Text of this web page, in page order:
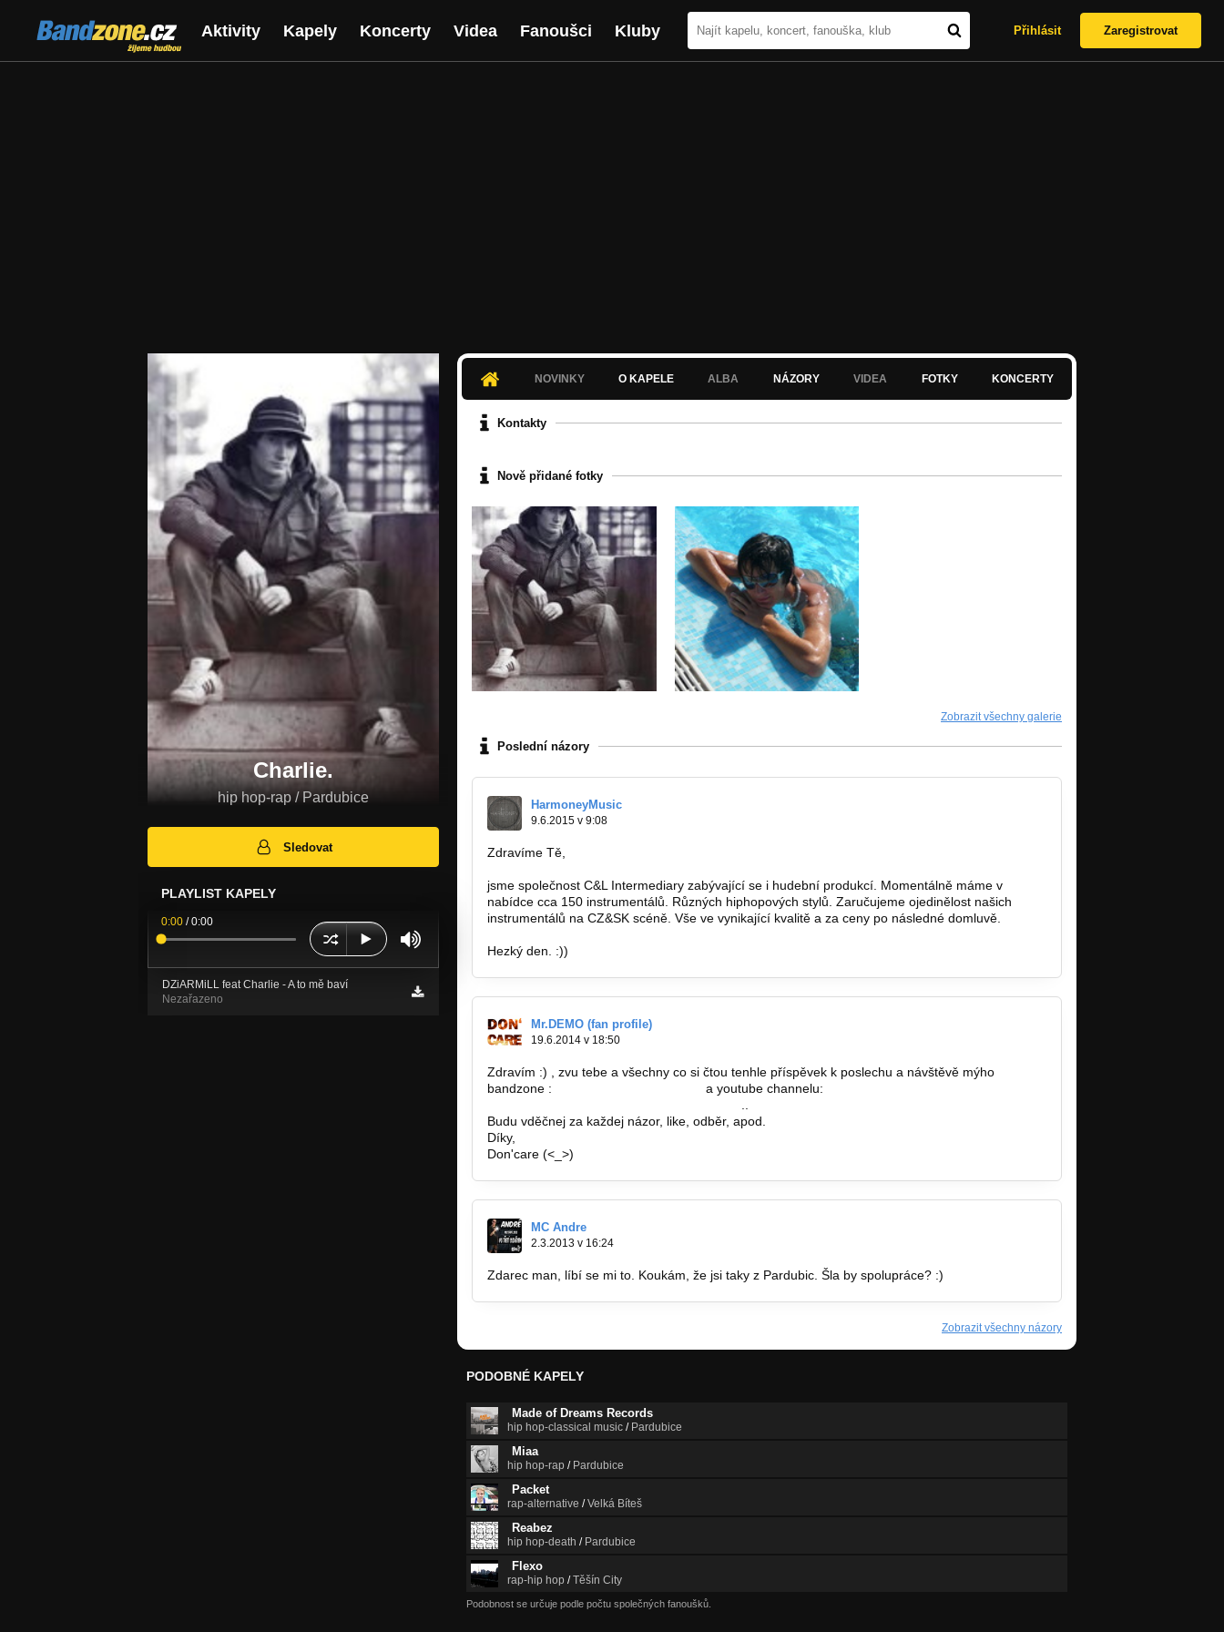
Bandzone.cz
žijeme hudbou
Aktivity Kapely Koncerty Videa Fanoušci Kluby Přihlásit Zaregistrovat
Charlie.
hip hop-rap / Pardubice
Sledovat
PLAYLIST KAPELY
0:00 /0:00
DZiARMiLL feat Charlie - A to mě baví
Nezařazeno
NOVINKY O KAPELE ALBA NÁZORY VIDEA FOTKY KONCERTY
Kontakty
Nově přidané fotky
Zobrazit všechny galerie
Poslední názory
HarmoneyMusic
9.6.2015 v 9:08
Zdravíme Tě,
jsme společnost C&L Intermediary zabývající se i hudební produkcí. Momentálně máme v
nabídce cca 150 instrumentálů. Různých hiphopových stylů. Zaručujeme ojedinělost našich
instrumentálů na CZ&SK scéně. Vše ve vynikající kvalitě a za ceny po následné domluvě.
Hezký den. :))
Mr.DEMO (fan profile)
19.6.2014 v 18:50
Zdravím :) , zvu tebe a všechny co si čtou tenhle příspěvek k poslechu a návštěvě mýho
bandzone :
a youtube channelu:
Budu vděčnej za každej názor, like, odběr, apod.
Díky,
Don'care (<_>)
MC Andre
2.3.2013 v 16:24
Zdarec man, líbí se mi to. Koukám, že jsi taky z Pardubic. Šla by spolupráce? :)
Zobrazit všechny názory
PODOBNÉ KAPELY
Made of Dreams Records
hip hop-classical music / Pardubice
Miaa
hip hop-rap / Pardubice
Packet
rap-alternative /Velká Bíteš
Reabez
hip hop-death / Pardubice
Flexo
rap-hip hop /Těšín City
Podobnost se určuje podle počtu společných fanoušků.